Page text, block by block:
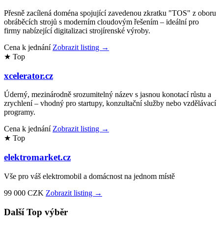
Přesně zacílená doména spojující zavedenou zkratku "TOS" z oboru
obráběcích strojů s moderním cloudovým řešením – ideální pro
firmy nabízející digitalizaci strojírenské výroby.
Cena k jednání Zobrazit listing →
★ Top
xcelerator.cz
Úderný, mezinárodně srozumitelný název s jasnou konotací růstu a
zrychlení – vhodný pro startupy, konzultační služby nebo vzdělávací
programy.
Cena k jednání Zobrazit listing →
★ Top
elektromarket.cz
Vše pro váš elektromobil a domácnost na jednom místě
99 000 CZK Zobrazit listing →
Další Top výběr